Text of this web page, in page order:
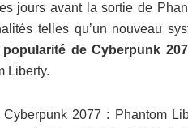
jours avant la sortie de
telles qu’un nouveau
de Cyberpunk
Liberty.
Cyberpunk 2077 : Phantom